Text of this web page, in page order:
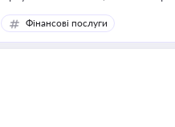
Фінансові послуги